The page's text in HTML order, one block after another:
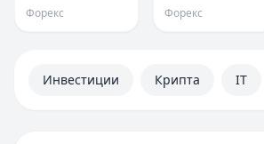
Форекс
Форекс
Инвестиции Крипта IT